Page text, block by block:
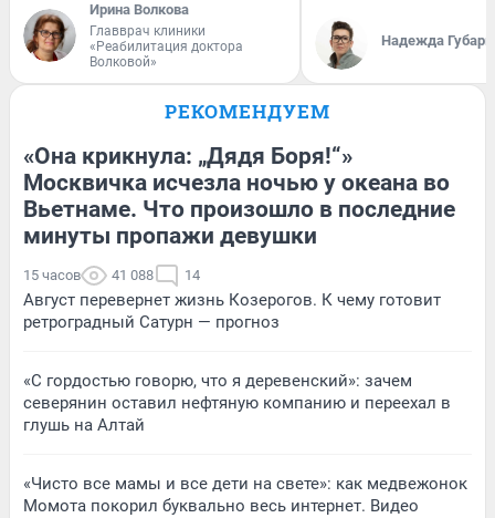
Ирина Волкова
Главврач клиники
«Реабилитация доктора
Волковой»
Надежда Губарь
РЕКОМЕНДУЕМ
«Она крикнула: „Дядя Боря!“»
Москвичка исчезла ночью у океана во
Вьетнаме. Что произошло в последние
минуты пропажи девушки
15 часов 41 088 14
Август перевернет жизнь Козерогов. К чему готовит
ретроградный Сатурн — прогноз
«С гордостью говорю, что я деревенский»: зачем
северянин оставил нефтяную компанию и переехал в
глушь на Алтай
«Чисто все мамы и все дети на свете»: как медвежонок
Момота покорил буквально весь интернет. Видео